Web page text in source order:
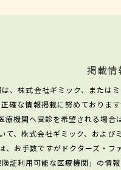
掲載情
、株式会社ギミック、または
確な情報掲載に努めておりま
療機関へ受診を希望される場合
て、株式会社ギミック、およ
、お手数ですがドクターズ・フ
証利用可能な医療機関」の情